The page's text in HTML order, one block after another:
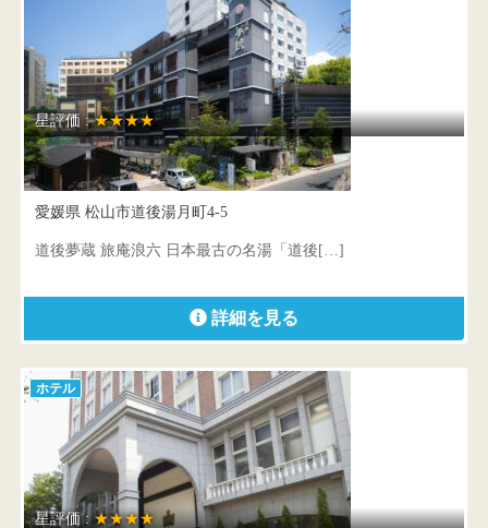
星評価 :★★★★
ＣＨＡＨＡＲＵ離れ 道後夢蔵
愛媛県 松山市道後湯月町4-5
道後夢蔵 旅庵浪六 日本最古の名湯「道後[…]
詳細を見る
ホテル
星評価 :★★★★